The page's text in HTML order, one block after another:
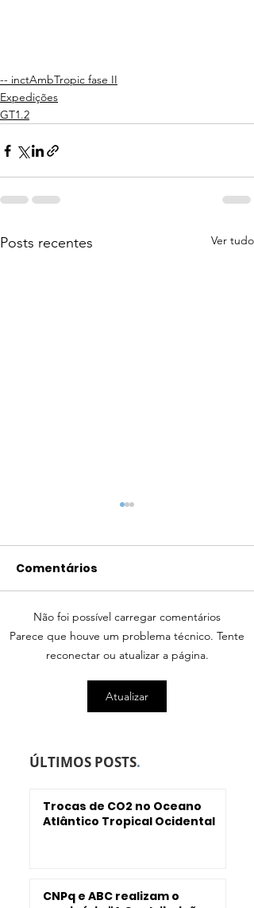
-- inctAmbTropic fase II
Expedições
GT1.2
Posts recentes Ver tudo
Interação Topografia
Submarina e
Circulação Oceânica
no Nordeste do Brasil
Comentários
Não foi possível carregar comentários
Parece que houve um problema técnico. Tente
reconectar ou atualizar a página.
Atualizar
ÚLTIMOS POSTS.
Trocas de CO2 no Oceano
Atlântico Tropical Ocidental
CNPq e ABC realizam o